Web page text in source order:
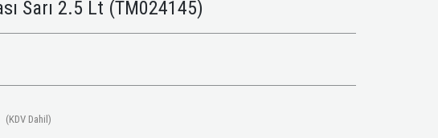
Sarı 2.5 Lt (TM024145)
(KDV Dahil)